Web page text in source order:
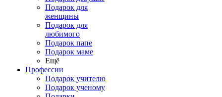
Подарок для
женщины
Подарок для
любимого
Подарок папе
Подарок маме
Ещё
Профессии
Подарок учителю
Подарок ученому